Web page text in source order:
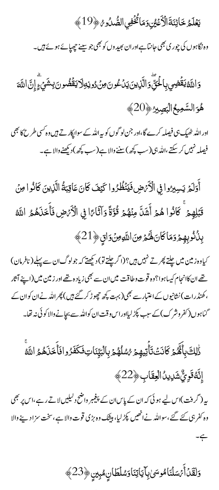
يَعْلَمُ خَائِنَةَ الْأَعْيُنِ وَمَا تُخْفِي الصُّدُورُ ﴿19﴾
وہ نگاہوں کی چوری بھی جانتا ہے اور ان بھیدوں کو بھی جو سینے چھپائے ہوئے ہیں۔
وَاللَّهُ يَقْضِي بِالْحَقِّ ۖ وَالَّذِينَ يَدْعُونَ مِنْ دُونِهِ لَا يَقْضُونَ بِشَيْءٍ ۗ إِنَّ اللَّهَ
هُوَ السَّمِيعُ الْبَصِيرُ ﴿20﴾
اور اللہ ٹھیک ہی فیصلہ کرے گا، اور جن لوگوں کو یہ اللہ کے سوا پکارتے ہیں وہ کسی طرح کا بھی
فیصلہ نہیں کرسکتے، اللہ ہی (سب کچھ) سننے والا ہے (سب کچھ) دیکھنے والا ہے۔
أَوَلَمْ يَسِيرُوا فِي الْأَرْضِ فَيَنْظُرُوا كَيْفَ كَانَ عَاقِبَةُ الَّذِينَ كَانُوا مِنْ
قَبْلِهِمْ ۚ كَانُوا هُمْ أَشَدَّ مِنْهُمْ قُوَّةً وَآثَارًا فِي الْأَرْضِ فَأَخَذَهُمُ اللَّهُ
بِذُنُوبِهِمْ وَمَا كَانَ لَهُمْ مِنَ اللَّهِ مِنْ وَاقٍ ﴿21﴾
کیا وہ زمین میں چلتے پھرتے نہیں ہیں ؟ (اگر چلتے تو) دیکھتے کہ جو لوگ ان سے پہلے ( نافرمان)
تھے ان کا انجام کیسا ہوا ؟ وہ قوت و طاقت میں ان سے بھی زیادہ تھے اور زمین میں ( اپنے آثار
، کھنڈرات) نشانیوں کے اعتبار سے بھی ( بہت کچھ چھوڑ کر گئے ہیں) پھر اللہ نے ان کو ان کے
گناہوں ( کفر و شرک) کے سبب پکڑ لیا اور اس وقت ان کو اللہ سے بچانے والا کوئی نہ تھا۔
ذَٰلِكَ بِأَنَّهُمْ كَانَتْ تَأْتِيهِمْ رُسُلُهُمْ بِالْبَيِّنَاتِ فَكَفَرُوا فَأَخَذَهُمُ اللَّهُ ۚ
إِنَّهُ قَوِيٌّ شَدِيدُ الْعِقَابِ ﴿22﴾
یہ (گرفت) اس لیے ہوئی کہ ان کے پاس ان کے پیغمبر واضح دلیلیں لاتے رہے، اس پر بھی
وہ کفر ہی کئے گئے، سو اللہ نے انھیں پکڑ لیا، بیشک وہ بڑی قوت والا ہے، سخت سزا دینے والا
ہے۔
وَلَقَدْ أَرْسَلْنَا مُوسَىٰ بِآيَاتِنَا وَسُلْطَانٍ مُبِينٍ ﴿23﴾